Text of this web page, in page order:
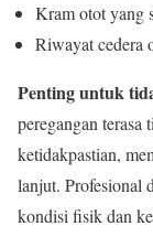
Kram otot yang
Riwayat cedera
Penting untuk
peregangan
ketidakpastian,
lanjut. Profesional
kondisi fisik dan